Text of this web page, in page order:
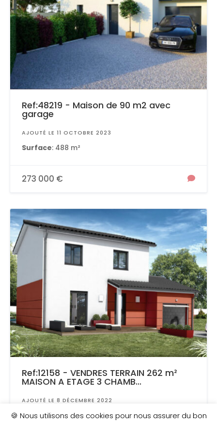
Ref:48219 - Maison de 90 m2 avec
garage
AJOUTÉ LE 11 OCTOBRE 2023
Surface: 488 m²
273 000 €
Ref:12158 - VENDRES TERRAIN 262 m²
MAISON A ETAGE 3 CHAMB...
AJOUTÉ LE 8 DÉCEMBRE 2022
Surface: 260 m²
🍪 Nous utilisons des cookies pour nous assurer du bon